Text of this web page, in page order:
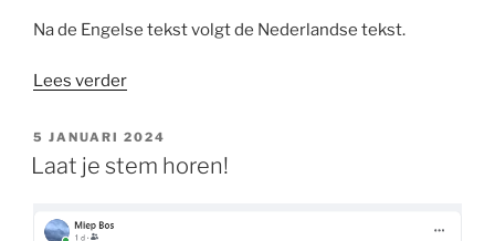
Na de Engelse tekst volgt de Nederlandse tekst.
Lees verder“Japanse
over
prik.”
GEPLAATST
OP
5 JANUARI 2024
Laat je stem horen!